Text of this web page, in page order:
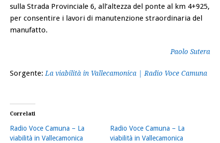
sulla Strada Provinciale 6, all’altezza del ponte al km 4+925,
per consentire i lavori di manutenzione straordinaria del
manufatto.
Paolo Sutera
Sorgente:La viabilità in Vallecamonica | Radio Voce Camuna
Correlati
Radio Voce Camuna – La
viabilità in Vallecamonica
Radio Voce Camuna – La
viabilità in Vallecamonica